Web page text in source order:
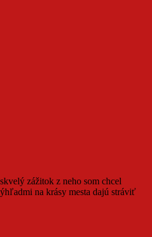
zážitok z neho som chcel
na krásy mesta dajú stráviť